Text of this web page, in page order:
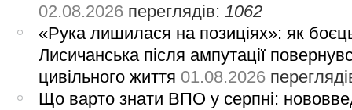
02.08.2026 переглядів: 1062
«Рука лишилася на позиціях»: як
Лисичанська після ампутації
цивільного життя 01.08.2026
Що варто знати ВПО у серпні: